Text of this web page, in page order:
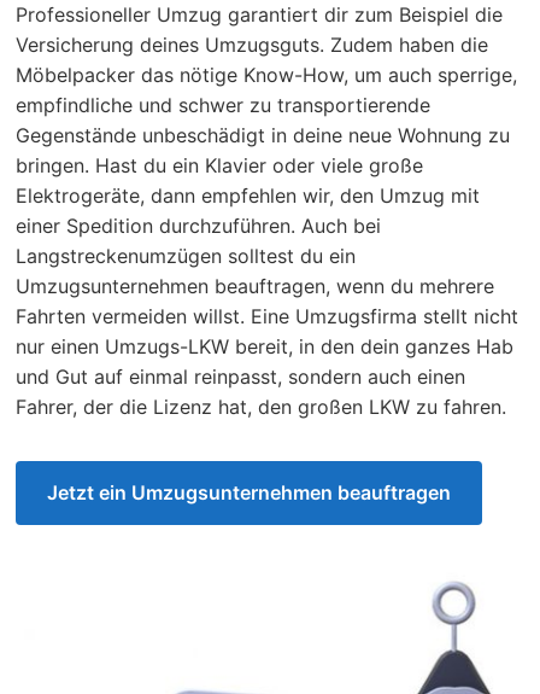
Professioneller Umzug garantiert dir zum Beispiel die
Versicherung deines Umzugsguts. Zudem haben die
Möbelpacker das nötige Know-How, um auch sperrige,
empfindliche und schwer zu transportierende
Gegenstände unbeschädigt in deine neue Wohnung zu
bringen. Hast du ein Klavier oder viele große
Elektrogeräte, dann empfehlen wir, den Umzug mit
einer Spedition durchzuführen. Auch bei
Langstreckenumzügen solltest du ein
Umzugsunternehmen beauftragen, wenn du mehrere
Fahrten vermeiden willst. Eine Umzugsfirma stellt nicht
nur einen Umzugs-LKW bereit, in den dein ganzes Hab
und Gut auf einmal reinpasst, sondern auch einen
Fahrer, der die Lizenz hat, den großen LKW zu fahren.
Jetzt ein Umzugsunternehmen beauftragen